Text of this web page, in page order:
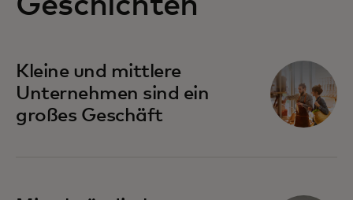
Kleine und mittlere
Unternehmen sind ein
großes Geschäft